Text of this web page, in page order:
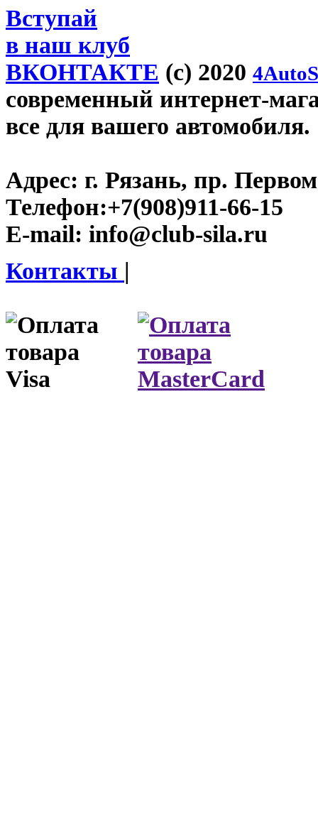
Вступай
в наш клуб
ВКОНТАКТЕ (c) 2020
современный интернет-
все для вашего автомобиля.
Адрес: г. Рязань, пр.
Телефон:+7(908)911-66-15
E-mail: info@club-sila.ru
Контакты |